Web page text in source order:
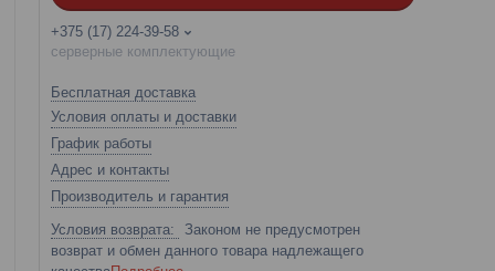
+375 (17) 224-39-58
серверные комплектующие
Бесплатная доставка
Условия оплаты и доставки
График работы
Адрес и контакты
Производитель и гарантия
Законом не предусмотрен
возврат и обмен данного товара надлежащего